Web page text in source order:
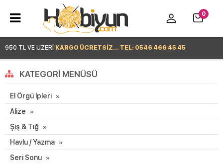
950 TL VE ÜZERİ KARGO ÜCRETSİZ... TEL: 0546 466 45 45
0
KATEGORI MENÜSÜ
El Örgü İpleri
Alize
Şiş & Tığ
Havlu / Yazma
Seri Sonu